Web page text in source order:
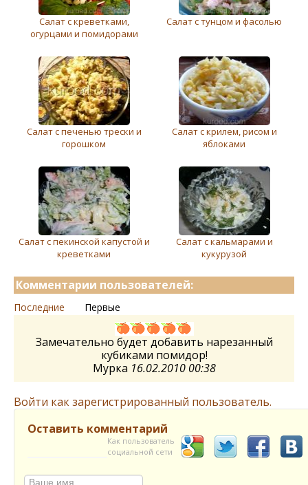
Салат с креветками,
огурцами и помидорами
Салат с тунцом и фасолью
Салат с печенью трески и
горошком
Салат с крилем, рисом и
яблоками
Салат с пекинской капустой и
креветками
Салат с кальмарами и
кукурузой
Комментарии пользователей:
Последние Первые
Замечательно будет добавить нарезанный
кубиками помидор!
Мурка 16.02.2010 00:38
Войти как зарегистрированный пользователь.
Оставить комментарий
Как пользователь
социальной сети